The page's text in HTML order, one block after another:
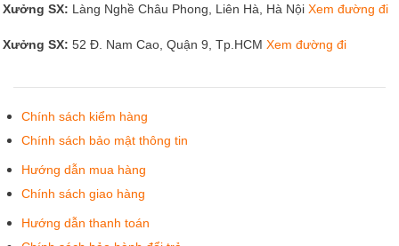
Xưởng SX: Làng Nghề Châu Phong, Liên Hà, Hà Nội Xem đường đi
Xưởng SX: 52 Đ. Nam Cao, Quận 9, Tp.HCM Xem đường đi
Chính sách kiểm hàng
Chính sách bảo mật thông tin
Hướng dẫn mua hàng
Chính sách giao hàng
Hướng dẫn thanh toán